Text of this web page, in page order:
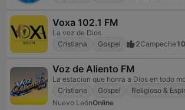
Voxa 102.1 FM
La voz de Dios
Cristiana
Gospel 2Campeche
Voz de Aliento FM
La estacion que honra a Dios en todo
Cristiana
Gospel
Religioso &
Nuevo LeónOnline